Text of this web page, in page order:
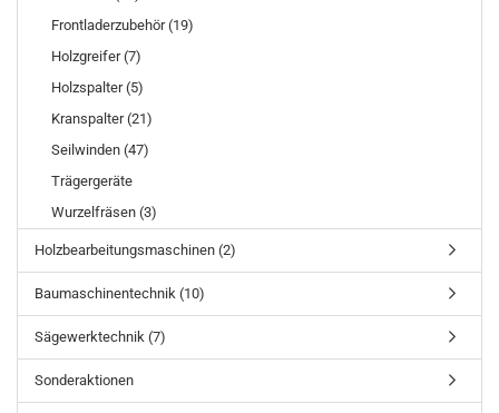
Frontladerzubehör (19)
Holzgreifer (7)
Holzspalter (5)
Kranspalter (21)
Seilwinden (47)
Trägergeräte
Wurzelfräsen (3)
Holzbearbeitungsmaschinen (2)
Baumaschinentechnik (10)
Sägewerktechnik (7)
Sonderaktionen